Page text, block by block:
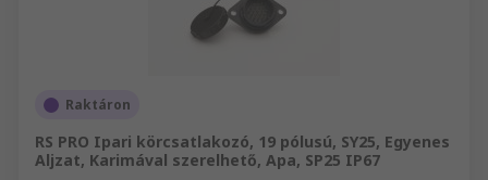
Raktáron
RS PRO Ipari körcsatlakozó, 19 pólusú, SY25, Egyenes
Aljzat, Karimával szerelhető, Apa, SP25 IP67